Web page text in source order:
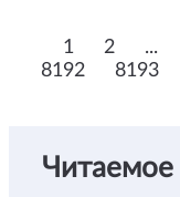
1 2 ...
8192 8193
Читаемое